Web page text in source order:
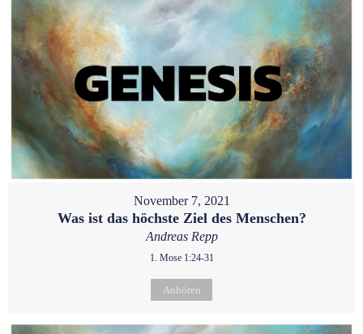
November 7, 2021
Was ist das höchste Ziel des Menschen?
Andreas Repp
1. Mose 1:24-31
Anhören